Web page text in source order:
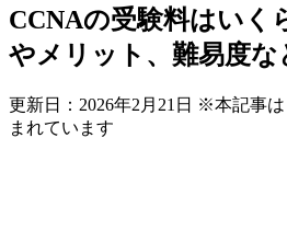
CCNAの受験料はいく
やメリット、難易度な
更新日： 2026年2月21日 ※本記事は
まれています